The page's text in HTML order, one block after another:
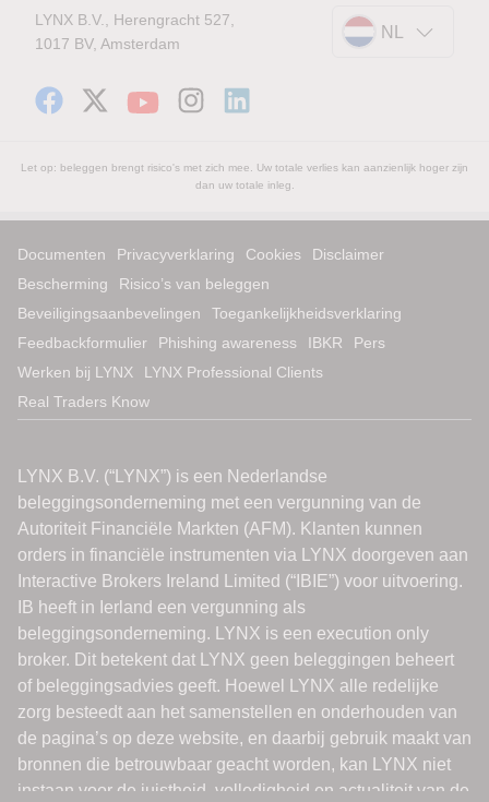
LYNX B.V., Herengracht 527,
1017 BV, Amsterdam
NL
Let op: beleggen brengt risico's met zich mee. Uw totale verlies kan aanzienlijk hoger zijn
dan uw totale inleg.
Documenten Privacyverklaring Cookies
Disclaimer
Bescherming
Risico’s van beleggen
Beveiligingsaanbevelingen
Toegankelijkheidsverklaring
Feedbackformulier
Phishing awareness IBKR
Pers
Werken bij LYNX
LYNX Professional Clients
Real Traders Know